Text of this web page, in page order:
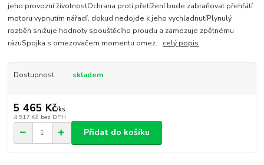
jeho provozní životnostOchrana proti přetížení bude zabraňovat přehřátí
motoru vypnutím nářadí, dokud nedojde k jeho vychladnutíPlynulý
rozběh snižuje hodnoty spouštěcího proudu a zamezuje zpětnému
rázuSpojka s omezovačem momentu omez... celý popis
Dostupnost skladem
5 465 Kč/ks
4 517 Kč bez DPH
Přidat do košíku